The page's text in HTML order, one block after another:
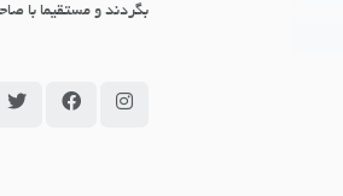
بگردند و مستقیما با
سامانه جاما در
سامانه